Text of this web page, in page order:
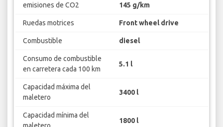
emisiones de CO2 145 g/km
Ruedas motrices Front wheel drive
Combustible diesel
Consumo de combustible
en carretera cada 100 km
5.1 l
Capacidad máxima del
maletero
3400 l
Capacidad mínima del
1800 l